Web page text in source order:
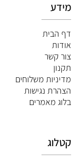
מידע
דף הבית
אודות
צור קשר
תקנון
מדיניות משלוחים
הצהרת נגישות
בלוג מאמרים
קטלוג